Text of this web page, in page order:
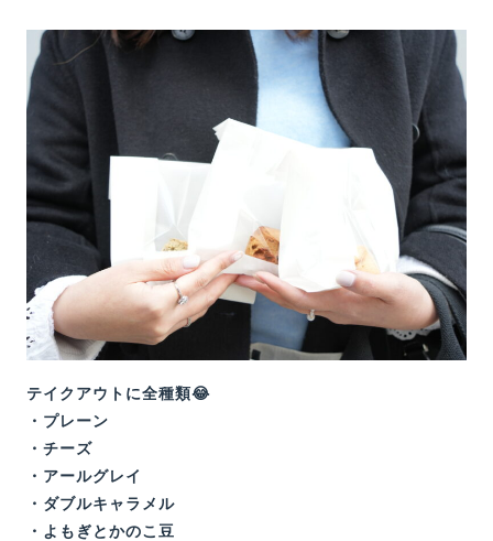
テイクアウトに全種類😂
・プレーン
・チーズ
・アールグレイ
・ダブルキャラメル
・よもぎとかのこ豆